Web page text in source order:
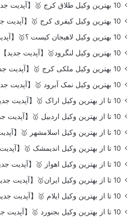
10 بهترین وکیل طلاق کرج 🥇【آپدیت جدید】⚖️
10 بهترین وکیل کیفری کرج 🥇【آپدیت جدید】⚖️
10 بهترین وکیل لاهیجان کیست ؟🥇【آپدیت جدید】⚖️
10 بهترین وکیل لنگرود🥇【آپدیت جدید】⚖️
10 بهترین وکیل ملکی کرج 🥇【آپدیت جدید】⚖️
10 بهترین وکیل نمک آبرود 🥇【آپدیت جدید】⚖️
10 تا از بهترین وکیل اراک 🥇【آپدیت جدید】⚖️
10 تا از بهترین وکیل اردبیل 🥇【آپدیت جدید】
10 تا از بهترین وکیل اسلامشهر 🥇【آپدیت جدید】
10 تا از بهترین وکیل اندیمشک 🥇【آپدیت جدید】
10 تا از بهترین وکیل اهواز 🥇【آپدیت جدید】⚖️
10 تا از بهترین وکیل ایران🥇【آپدیت جدید】
10 تا از بهترین وکیل ایلام 🥇【آپدیت جدید】
10 تا از بهترین وکیل بجنورد 🥇【آپدیت جدید】